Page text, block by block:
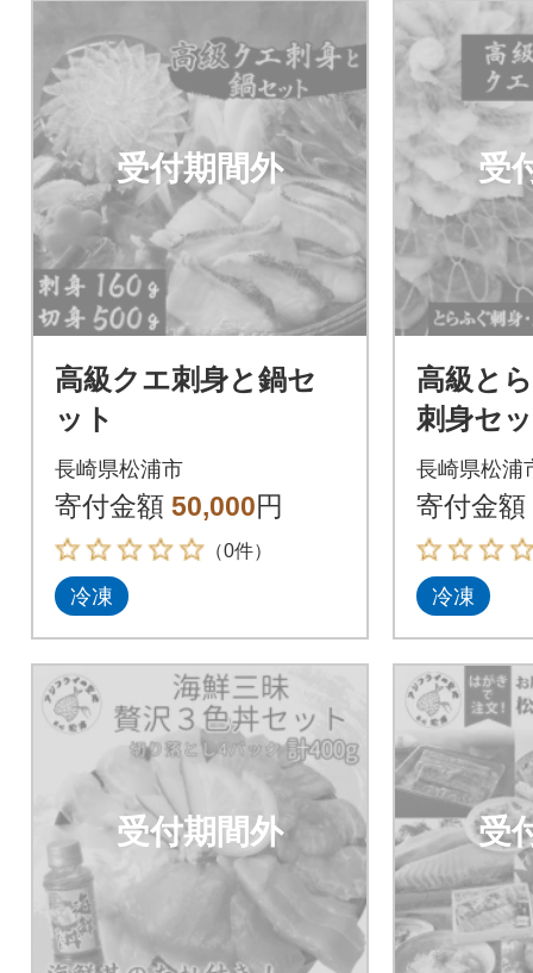
受付期間外
高級クエ刺身と鍋セ
ット
長崎県松浦市
寄付金額 50,000円
（0件）
冷凍
受
高級と
刺身セ
長崎県松浦
寄付金額
冷凍
受付期間外 受